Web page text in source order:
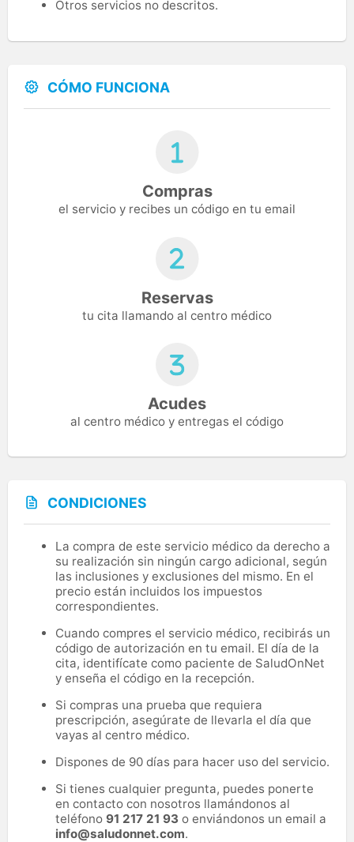
Otros servicios no descritos.
CÓMO FUNCIONA
Compras
el servicio y recibes un código en tu email
Reservas
tu cita llamando al centro médico
Acudes
al centro médico y entregas el código
CONDICIONES
La compra de este servicio médico da derecho a
su realización sin ningún cargo adicional, según
las inclusiones y exclusiones del mismo. En el
precio están incluidos los impuestos
correspondientes.
Cuando compres el servicio médico, recibirás un
código de autorización en tu email. El día de la
cita, identifícate como paciente de SaludOnNet
y enseña el código en la recepción.
Si compras una prueba que requiera
prescripción, asegúrate de llevarla el día que
vayas al centro médico.
Dispones de 90 días para hacer uso del servicio.
Si tienes cualquier pregunta, puedes ponerte
en contacto con nosotros llamándonos al
teléfono 91 217 21 93 o enviándonos un email a
info@saludonnet.com.